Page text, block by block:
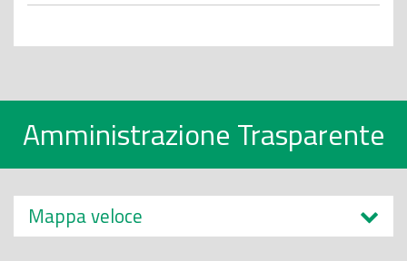
Amministrazione Trasparente
Mappa veloce